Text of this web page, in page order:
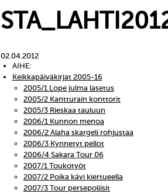
02.04.2012
AIHE:
Keikkapäiväkirjat 2005-16
2005/1 Lope julma lasetus
2005/2 Kantturain konttorit
2005/3 Rieskaa tauluun
2006/1 Kunnon menoa
2006/2 Alaha skargeli rohjustaa
2006/3 Kynnetyt pellot
2006/4 Sakara Tour 06
2007/1 Toukotyöt
2007/2 Poika kävi kiertueella
2007/3 Tour persepoliisit